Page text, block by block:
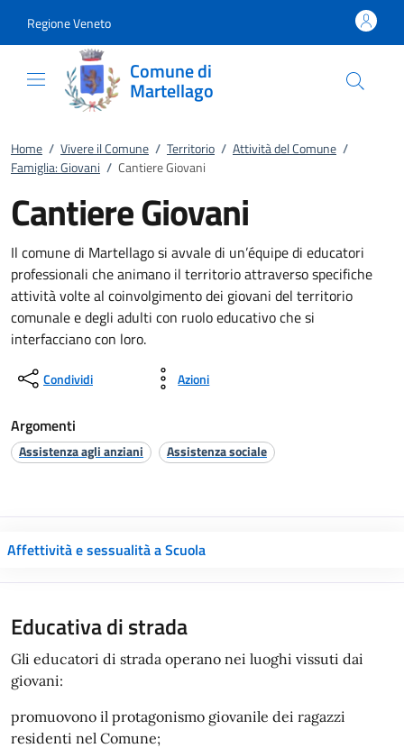
Regione Veneto
Comune di
Martellago
Home / Vivere il Comune / Territorio / Attività del Comune /
Famiglia: Giovani / Cantiere Giovani
Cantiere Giovani
Il comune di Martellago si avvale di un’équipe di educatori
professionali che animano il territorio attraverso specifiche
attività volte al coinvolgimento dei giovani del territorio
comunale e degli adulti con ruolo educativo che si
interfacciano con loro.
Condividi Azioni
Argomenti
Assistenza agli anziani Assistenza sociale
Affettività e sessualità a Scuola
Educativa di strada
Gli educatori di strada operano nei luoghi vissuti dai
giovani:
promuovono il protagonismo giovanile dei ragazzi
residenti nel Comune;